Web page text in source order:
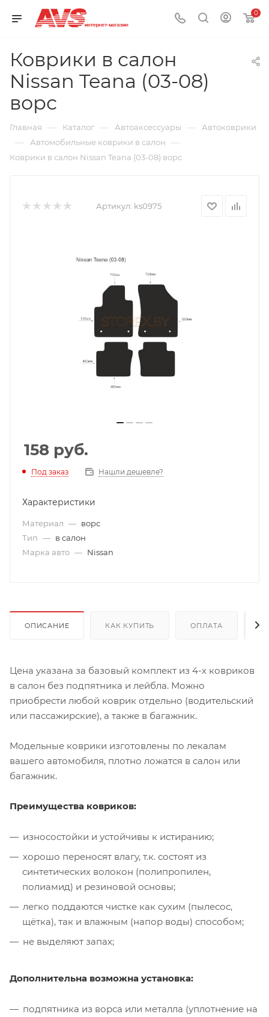
0
Коврики в салон
Nissan Teana (03-08)
ворс
Главная — Каталог — Автоаксессуары — Автоковрики
— Автомобильные коврики в салон —
Коврики в салон Nissan Teana (03-08) ворс
Артикул: ks0975
158 руб.
Под заказ Нашли дешевле?
Характеристики
Материал — ворс
Тип — в салон
Марка авто — Nissan
ОПИСАНИЕ КАК КУПИТЬ ОПЛАТА
Цена указана за базовый комплект из 4-х ковриков
в салон без подпятника и лейбла. Можно
приобрести любой коврик отдельно (водительский
или пассажирские), а также в багажник.
Модельные коврики изготовлены по лекалам
вашего автомобиля, плотно ложатся в салон или
багажник.
Преимущества ковриков:
износостойки и устойчивы к истиранию;
хорошо переносят влагу, т.к. состоят из
синтетических волокон (полипропилен,
полиамид) и резиновой основы;
легко поддаются чистке как сухим (пылесос,
щётка), так и влажным (напор воды) способом;
не выделяют запах;
Дополнительна возможна установка:
подпятника из ворса или металла (уплотнение на